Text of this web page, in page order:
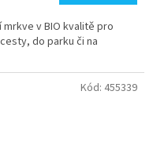
v BIO kvalitě pro
do parku či na
Kód: 455339